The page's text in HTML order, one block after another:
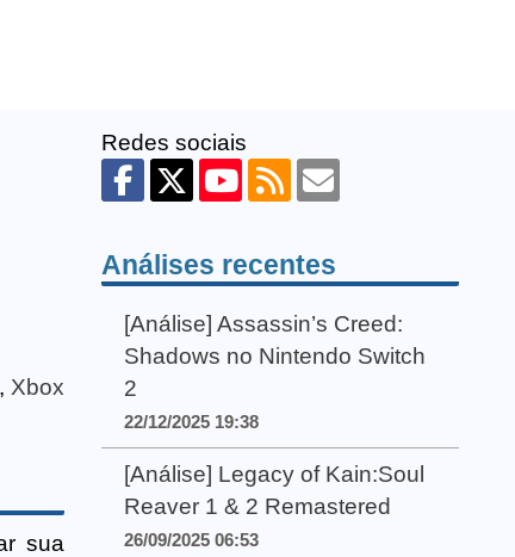
, Xbox
sua
Redes sociais
Análises recentes
[Análise] Assassin’s Creed:
Shadows no Nintendo Switch
2
22/12/2025 19:38
[Análise] Legacy of Kain:Soul
Reaver 1 & 2 Remastered
26/09/2025 06:53